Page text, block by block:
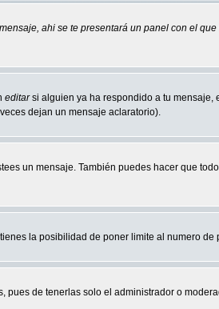
, ahi se te presentará un panel con el
editarsi alguien ya ha respondido a tu mensaje,
dejan un mensaje aclaratorio).
un mensaje. También puedes hacer que
la posibilidad de poner limite al numero de
de tenerlas solo el administrador o